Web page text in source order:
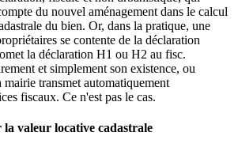
du nouvel aménagement dans le calcul
du bien. Or, dans la pratique, une
se contente de la déclaration
la déclaration H1 ou H2 au fisc.
et simplement son existence, ou
mairie transmet automatiquement
fiscaux. Ce n'est pas le cas.
valeur locative cadastrale